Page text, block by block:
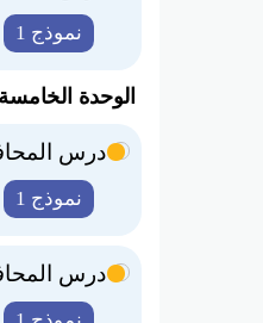
نموذج 1
الوحدة
درس
نموذج 1
درس